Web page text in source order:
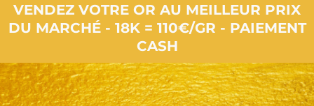
VENDEZ VOTRE OR AU MEILLEUR PRIX
DU MARCHÉ - 18K = 110€/GR - PAIEMENT
CASH